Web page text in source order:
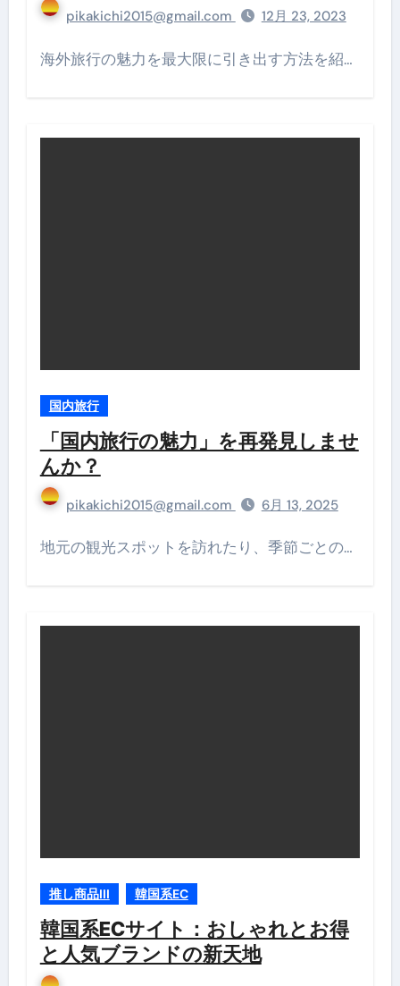
ン
pikakichi2015@gmail.com 12月 23, 2023
海外旅行の魅力を最大限に引き出す方法を紹…
国内旅行
「国内旅行の魅力」を再発見しませ
んか？
pikakichi2015@gmail.com 6月 13, 2025
地元の観光スポットを訪れたり、季節ごとの…
推し商品III 韓国系EC
韓国系ECサイト：おしゃれとお得
と人気ブランドの新天地